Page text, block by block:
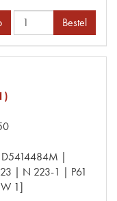
Bestel
|
| N 223-1 | P61
1]